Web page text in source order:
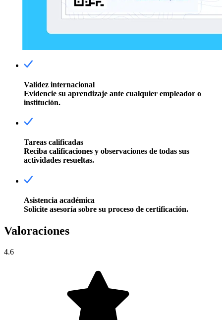
Validez internacional
Evidencie su aprendizaje ante cualquier empleador o
institución.
Tareas calificadas
Reciba calificaciones y observaciones de todas sus
actividades resueltas.
Asistencia académica
Solicite asesoría sobre su proceso de certificación.
Valoraciones
4.6